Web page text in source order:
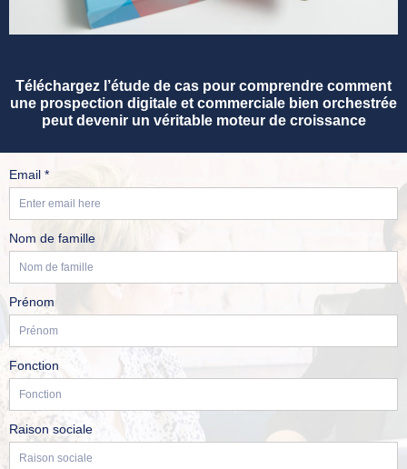
Téléchargez l’étude de cas pour comprendre comment
une prospection digitale et commerciale bien orchestrée
peut devenir un véritable moteur de croissance
Email *
Nom de famille
Prénom
Fonction
Raison sociale